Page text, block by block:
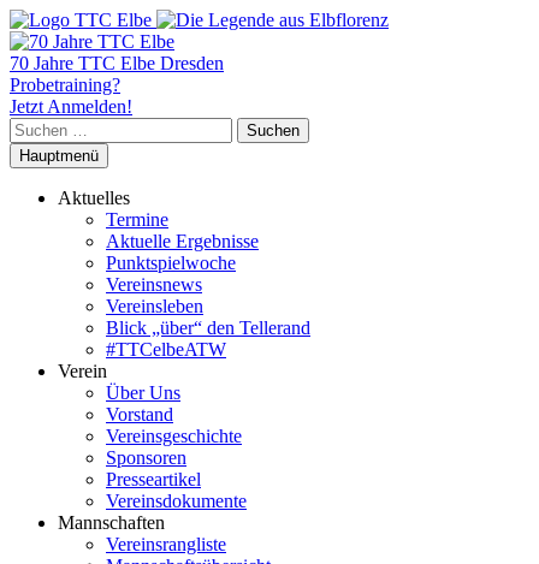
70 Jahre TTC Elbe Dresden
Probetraining?
Jetzt Anmelden!
Suchen
nach:
Hauptmenü
Aktuelles
Termine
Aktuelle Ergebnisse
Punktspielwoche
Vereinsnews
Vereinsleben
Blick „über“ den Tellerand
#TTCelbeATW
Verein
Über Uns
Vorstand
Vereinsgeschichte
Sponsoren
Presseartikel
Vereinsdokumente
Mannschaften
Vereinsrangliste